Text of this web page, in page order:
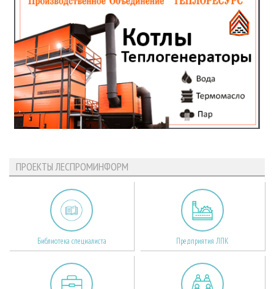
ПРОЕКТЫ ЛЕСПРОМИНФОРМ
Библиотека специалиста Предприятия ЛПК